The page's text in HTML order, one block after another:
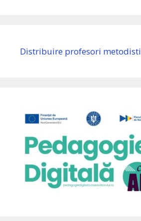
Distribuire profesori metodisti